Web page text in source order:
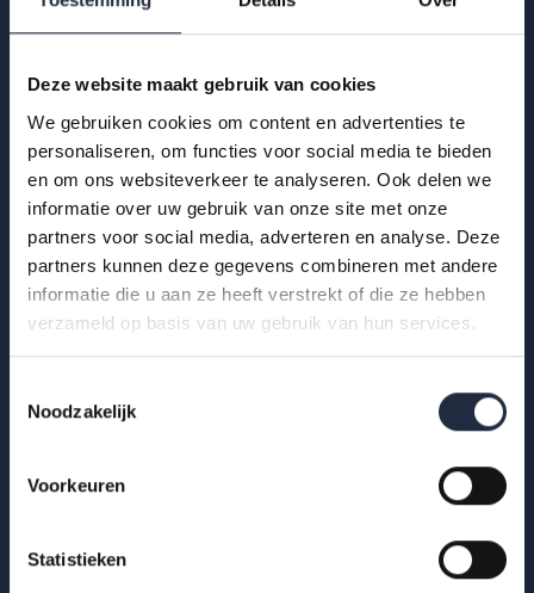
Deze website maakt gebruik van cookies
We gebruiken cookies om content en advertenties te
personaliseren, om functies voor social media te bieden
en om ons websiteverkeer te analyseren. Ook delen we
informatie over uw gebruik van onze site met onze
partners voor social media, adverteren en analyse. Deze
partners kunnen deze gegevens combineren met andere
informatie die u aan ze heeft verstrekt of die ze hebben
verzameld op basis van uw gebruik van hun services.
Noodzakelijk
Voorkeuren
Statistieken
AZW-publicatie brengt feiten, cijfers en inzichten samen
achter het debat over zzp-inzet in de...
Lees meer